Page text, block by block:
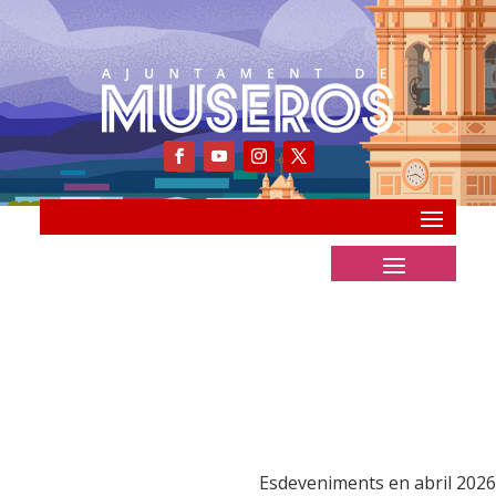
Esdeveniments en abril 2026